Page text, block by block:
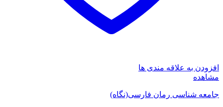
افزودن به علاقه مندی ها
مشاهده
جامعه شناسی رمان فارسی(نگاه)